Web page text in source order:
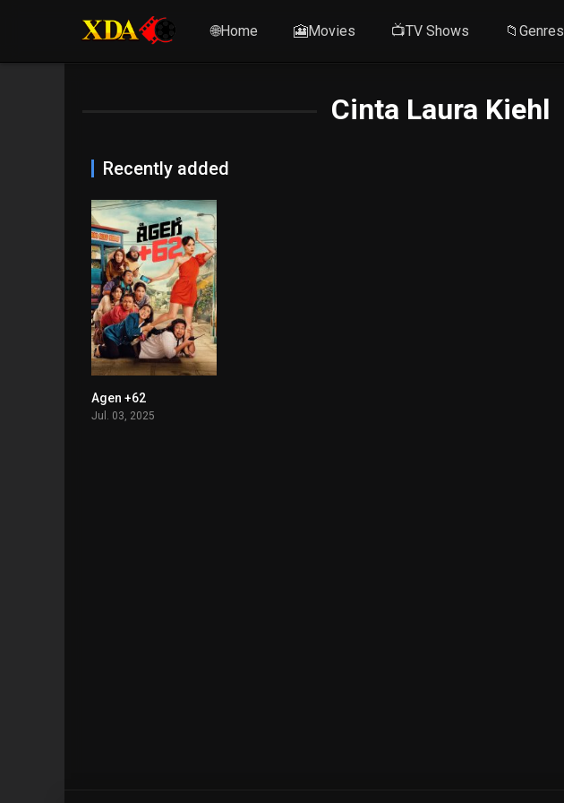
🌐Home 🎦Movies 📺TV Shows 📁Genres
Cinta Laura Kiehl
Recently added
Agen +62
Jul. 03, 2025